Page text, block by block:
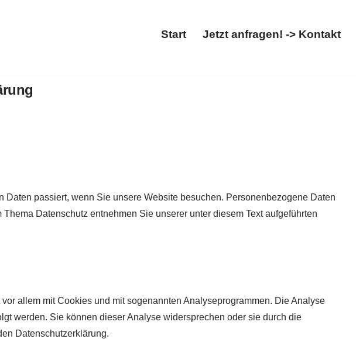
Start Jetzt anfragen! -> Kontakt
passiert, wenn Sie unsere Website besuchen. Personenbezogene Daten
Datenschutz entnehmen Sie unserer unter diesem Text aufgeführten
allem mit Cookies und mit sogenannten Analyseprogrammen. Die Analyse
werden. Sie können dieser Analyse widersprechen oder sie durch die
Datenschutzerklärung.